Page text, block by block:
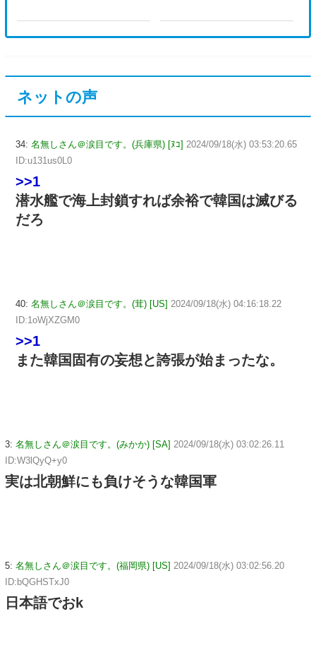
ネットの声
34: 名無しさん＠涙目です。(兵庫県) [ﾇｺ] 2024/09/18(水) 03:53:20.65
ID:u131us0L0
>>1
潜水艦で海上封鎖すれば余裕で韓国は滅びる
だろ
40: 名無しさん＠涙目です。(茸) [US] 2024/09/18(水) 04:16:18.22
ID:1oWjXZGM0
>>1
また韓国固有の妄想と誇張が始まったな。
3: 名無しさん＠涙目です。(みかか) [SA] 2024/09/18(水) 03:02:26.11
ID:W3lQyQ+y0
実は北朝鮮にも負けそうな韓国軍
5: 名無しさん＠涙目です。(福岡県) [US] 2024/09/18(水) 03:02:56.20
ID:bQGHSTxJ0
日本語でおk